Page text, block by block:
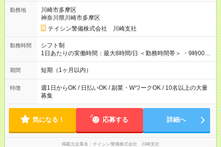
得費用は会社が全額負担します。 ＜＜ ✨紹介報奨金キャンペー
ン✨ ＞＞ 紹介する側＆入社する側も嬉しい制度！ 条件に応じ
て、下記報奨金を支給♪ ■紹介者：最大10万円 ■入社者：最大5万
円 ■入社者（即戦力）：最大7万円 【試用期間】試用期間あり 試
用期間の長さ：2ヶ月 雇用形態、給与は本採用時と同じです。
勤務地
川崎市多摩区
神奈川県川崎市多摩区
テイシン警備株式会社 川崎支社
勤務時間
シフト制
1日あたりの実働時間：最大8時間/日 ＜勤務時間帯＞ ・9時00分
～18時00分 ・20時00分～05時00分 ◎週1日から勤務可能で、1
週間ごとの自己申告制シフトを採用。短期勤務や副業としての
イフスタイルに合わせた働き方ができます。有給休暇も積極的
に取得可能です！
期間 短期（1ヶ月以内）
特徴
週1日からOK / 日払いOK / 副業・WワークOK / 10名以上の大量
募集
気になる！ 応募する 詳細へ
掲載元企業名 テイシン警備株式会社 川崎支社